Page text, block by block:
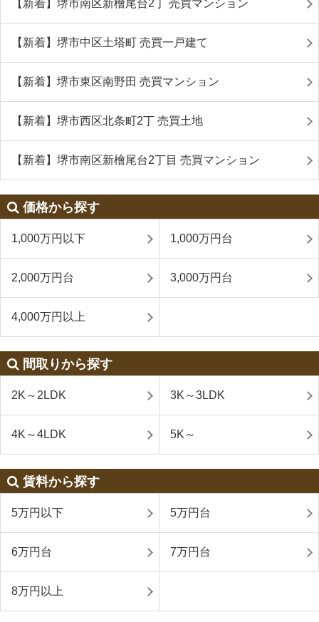
【新着】堺市南区新檜尾台2丁 売買マンション
【新着】堺市中区土塔町 売買一戸建て
【新着】堺市東区南野田 売買マンション
【新着】堺市西区北条町2丁 売買土地
【新着】堺市南区新檜尾台2丁目 売買マンション
価格から探す
1,000万円以下 1,000万円台
2,000万円台 3,000万円台
4,000万円以上
間取りから探す
2K～2LDK 3K～3LDK
4K～4LDK 5K～
賃料から探す
5万円以下 5万円台
6万円台 7万円台
8万円以上